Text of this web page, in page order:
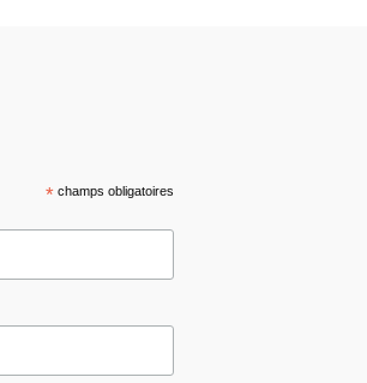
*champs obligatoires